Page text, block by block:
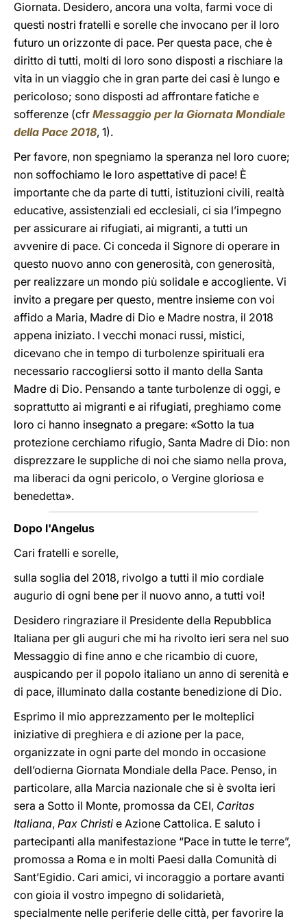
Giornata. Desidero, ancora una volta, farmi voce di
questi nostri fratelli e sorelle che invocano per il loro
futuro un orizzonte di pace. Per questa pace, che è
diritto di tutti, molti di loro sono disposti a rischiare la
vita in un viaggio che in gran parte dei casi è lungo e
pericoloso; sono disposti ad affrontare fatiche e
sofferenze (cfr Messaggio per la Giornata Mondiale
della Pace 2018, 1).
Per favore, non spegniamo la speranza nel loro cuore;
non soffochiamo le loro aspettative di pace! È
importante che da parte di tutti, istituzioni civili, realtà
educative, assistenziali ed ecclesiali, ci sia l’impegno
per assicurare ai rifugiati, ai migranti, a tutti un
avvenire di pace. Ci conceda il Signore di operare in
questo nuovo anno con generosità, con generosità,
per realizzare un mondo più solidale e accogliente. Vi
invito a pregare per questo, mentre insieme con voi
affido a Maria, Madre di Dio e Madre nostra, il 2018
appena iniziato. I vecchi monaci russi, mistici,
dicevano che in tempo di turbolenze spirituali era
necessario raccogliersi sotto il manto della Santa
Madre di Dio. Pensando a tante turbolenze di oggi, e
soprattutto ai migranti e ai rifugiati, preghiamo come
loro ci hanno insegnato a pregare: «Sotto la tua
protezione cerchiamo rifugio, Santa Madre di Dio: non
disprezzare le suppliche di noi che siamo nella prova,
ma liberaci da ogni pericolo, o Vergine gloriosa e
benedetta».
Dopo l'Angelus
Cari fratelli e sorelle,
sulla soglia del 2018, rivolgo a tutti il mio cordiale
augurio di ogni bene per il nuovo anno, a tutti voi!
Desidero ringraziare il Presidente della Repubblica
Italiana per gli auguri che mi ha rivolto ieri sera nel suo
Messaggio di fine anno e che ricambio di cuore,
auspicando per il popolo italiano un anno di serenità e
di pace, illuminato dalla costante benedizione di Dio.
Esprimo il mio apprezzamento per le molteplici
iniziative di preghiera e di azione per la pace,
organizzate in ogni parte del mondo in occasione
dell’odierna Giornata Mondiale della Pace. Penso, in
particolare, alla Marcia nazionale che si è svolta ieri
sera a Sotto il Monte, promossa da CEI, Caritas
Italiana, Pax Christi e Azione Cattolica. E saluto i
partecipanti alla manifestazione “Pace in tutte le terre”,
promossa a Roma e in molti Paesi dalla Comunità di
Sant’Egidio. Cari amici, vi incoraggio a portare avanti
con gioia il vostro impegno di solidarietà,
specialmente nelle periferie delle città, per favorire la